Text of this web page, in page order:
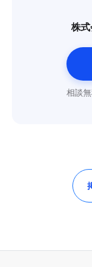
株
相談